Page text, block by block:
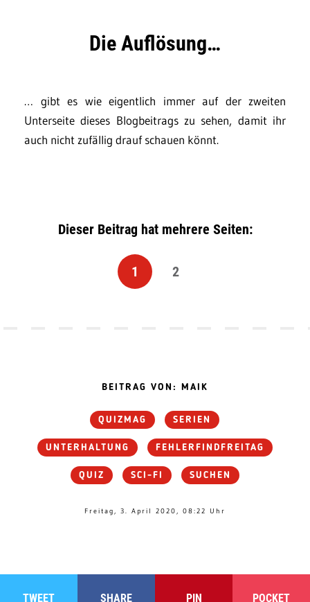
Die Auflösung…
… gibt es wie eigentlich immer auf der zweiten
Unterseite dieses Blogbeitrags zu sehen, damit ihr
auch nicht zufällig drauf schauen könnt.
Dieser Beitrag hat mehrere Seiten:
1 2
BEITRAG VON: MAIK
QUIZMAG SERIEN
UNTERHALTUNG FEHLERFINDFREITAG
QUIZ SCI-FI SUCHEN
Freitag, 3. April 2020, 08:22 Uhr
TWEET SHARE PIN POCKET